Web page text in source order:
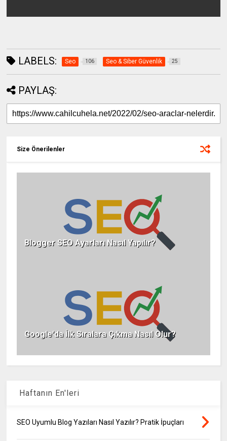
LABELS: Seo 106 Seo & Siber Güvenlik 25
PAYLAŞ:
Size Önerilenler
Blogger SEO Ayarları Nasıl Yapılır?
Google'da İlk Sıralara Çıkma Nasıl Olur?
Haftanın En'leri
SEO Uyumlu Blog Yazıları Nasıl Yazılır? Pratik İpuçları